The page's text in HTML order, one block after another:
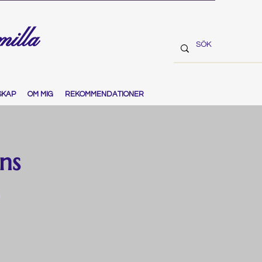
OM MIG REKOMMENDATIONER